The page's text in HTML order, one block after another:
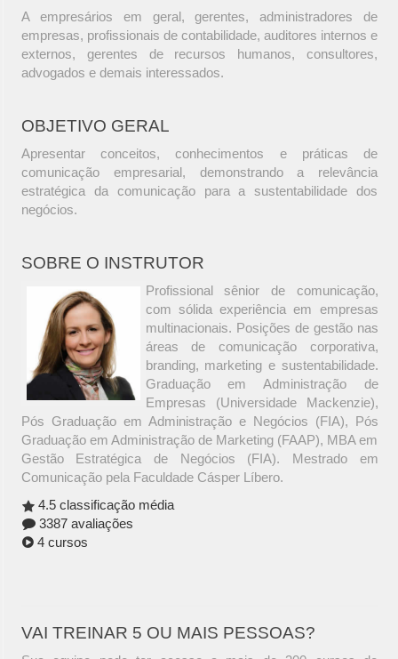
A empresários em geral, gerentes, administradores de
empresas, profissionais de contabilidade, auditores internos e
externos, gerentes de recursos humanos, consultores,
advogados e demais interessados.
OBJETIVO GERAL
Apresentar conceitos, conhecimentos e práticas de
comunicação empresarial, demonstrando a relevância
estratégica da comunicação para a sustentabilidade dos
negócios.
SOBRE O INSTRUTOR
Profissional sênior de comunicação,
com sólida experiência em empresas
multinacionais. Posições de gestão nas
áreas de comunicação corporativa,
branding, marketing e sustentabilidade.
Graduação em Administração de
Empresas (Universidade Mackenzie),
Pós Graduação em Administração e Negócios (FIA), Pós
Graduação em Administração de Marketing (FAAP), MBA em
Gestão Estratégica de Negócios (FIA). Mestrado em
Comunicação pela Faculdade Cásper Líbero.
4.5 classificação média
3387 avaliações
4 cursos
VAI TREINAR 5 OU MAIS PESSOAS?